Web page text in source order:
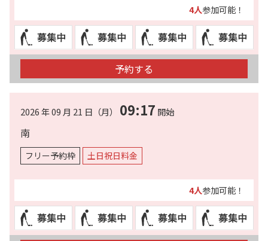
4人参加可能！
予約する
2026 年 09 月 21 日（月） 09:17 開始
南
フリー予約枠 土日祝日料金
4人参加可能！